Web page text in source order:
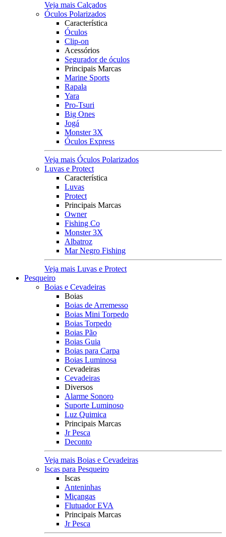
Veja mais Calçados
Óculos Polarizados
Característica
Óculos
Clip-on
Acessórios
Segurador de óculos
Principais Marcas
Marine Sports
Rapala
Yara
Pro-Tsuri
Big Ones
Jogá
Monster 3X
Óculos Express
Veja mais Óculos Polarizados
Luvas e Protect
Característica
Luvas
Protect
Principais Marcas
Owner
Fishing Co
Monster 3X
Albatroz
Mar Negro Fishing
Veja mais Luvas e Protect
Pesqueiro
Boias e Cevadeiras
Boias
Boias de Arremesso
Boias Mini Torpedo
Boias Torpedo
Boias Pão
Boias Guia
Boias para Carpa
Boias Luminosa
Cevadeiras
Cevadeiras
Diversos
Alarme Sonoro
Suporte Luminoso
Luz Quimica
Principais Marcas
Jr Pesca
Deconto
Veja mais Boias e Cevadeiras
Iscas para Pesqueiro
Iscas
Anteninhas
Miçangas
Flutuador EVA
Principais Marcas
Jr Pesca